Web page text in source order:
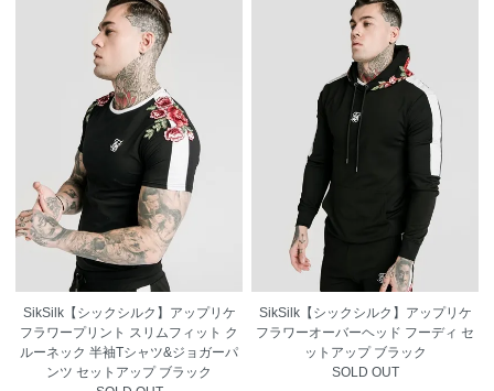
SikSilk【シックシルク】アップリケ
フラワープリント スリムフィット ク
ルーネック 半袖Tシャツ&ジョガーパ
ンツ セットアップ ブラック
SikSilk【シックシルク】アップリケ
フラワーオーバーヘッド フーディ セ
ットアップ ブラック
SOLD OUT